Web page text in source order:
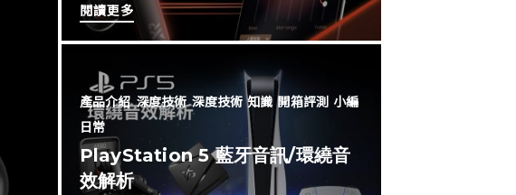
閱讀更多
產品介紹 深度技術 深度技術 知識 開箱評測 小編
日常
PlayStation 5 藍牙音訊/環繞音
效解析